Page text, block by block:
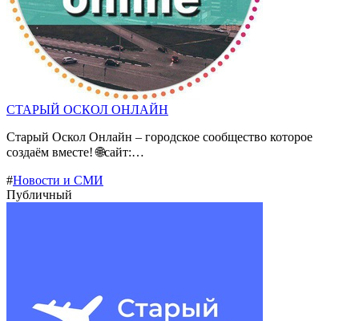
СТАРЫЙ ОСКОЛ ОНЛАЙН
Старый Оскол Онлайн – городское сообщество которое
создаём вместе! 🌐сайт:…
#Новости и СМИ
Публичный